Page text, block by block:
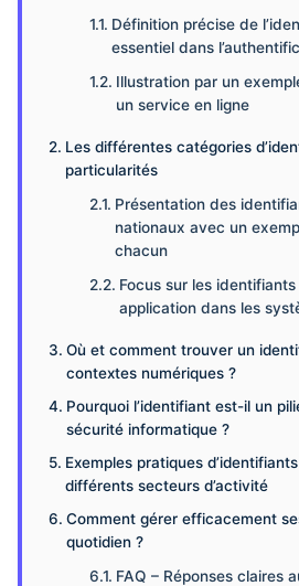
Définition précise de
essentiel dans
Illustration par un
un service en ligne
Les différentes catégories
particularités
Présentation des
nationaux avec un
chacun
Focus sur les
application dans les
Où et comment trouver un
contextes numériques ?
Pourquoi l’identifiant est-il un
sécurité informatique ?
Exemples pratiques
différents secteurs d’activité
Comment gérer efficacement
quotidien ?
FAQ – Réponses claires